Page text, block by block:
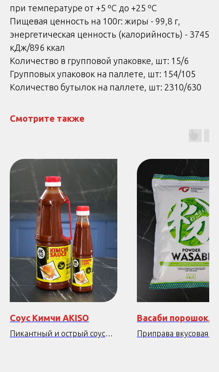
при температуре от +5 ºС до +25 ºС
Пищевая ценность на 100г: жиры - 99,8 г,
энергетическая ценность (калорийность) - 3745
кДж/896 ккал
Количество в групповой упаковке, шт: 15/6
Групповых упаковок на паллете, шт: 154/105
Количество бутылок на паллете, шт: 2310/630
Смотрите также
Соус Кимчи AKISO
Пикантный и острый соус
Васаби порошок,
Приправа вкусовая на